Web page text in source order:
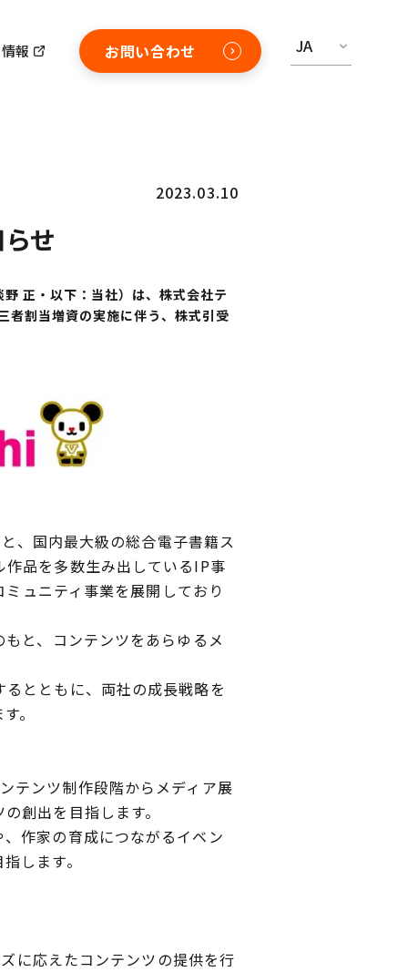
報 お問い合わせ JA
2023.03.10
せ
正・以下：当社）は、株式会社テ
者割当増資の実施に伴う、株式引受
、国内最大級の総合電子書籍ス
品を多数生み出しているIP事
ュニティ事業を展開しており
と、コンテンツをあらゆるメ
とともに、両社の成長戦略を
。
テンツ制作段階からメディア展
創出を目指します。
作家の育成につながるイベン
します。
に応えたコンテンツの提供を行